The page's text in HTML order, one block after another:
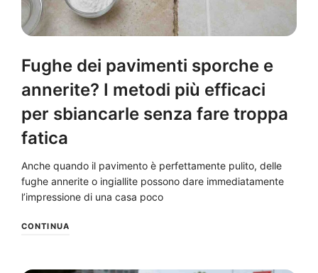
Fughe dei pavimenti sporche e
annerite? I metodi più efficaci
per sbiancarle senza fare troppa
fatica
Anche quando il pavimento è perfettamente pulito, delle
fughe annerite o ingiallite possono dare immediatamente
l’impressione di una casa poco
CONTINUA